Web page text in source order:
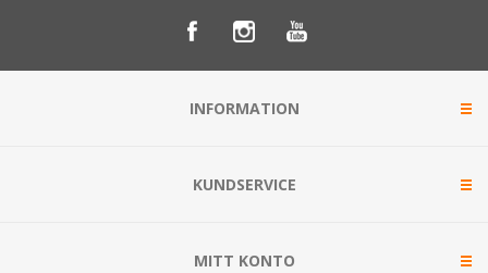
INFORMATION
KUNDSERVICE
MITT KONTO